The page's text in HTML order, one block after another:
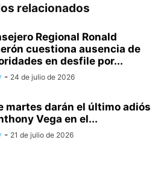
relacionados
Regional Ronald
cuestiona ausencia de
en desfile por...
- 24 de julio de 2026
martes darán el último adiós
Vega en el...
- 21 de julio de 2026